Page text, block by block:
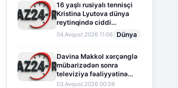
16 yaşlı rusiyalı tennisçi
Kristina Lyutova dünya
reytinqində ciddi
irəliləyişə imza atdı
04.Avqust.2026 11:06 Dünya
Davina Makkol xərçənglə
mübarizədən sonra
televiziya fəaliyyətinə
fasilə verir
03.Avqust.2026 00:59